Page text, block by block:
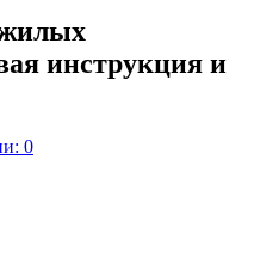
инструкция и
0